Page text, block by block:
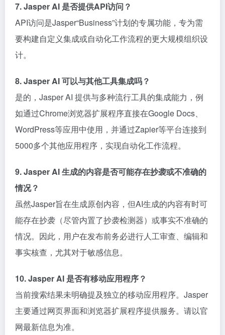
7. Jasper AI 是否提供API访问？
API访问是Jasper“Business”计划的专属功能，专为需
要构建自定义集成或自动化工作流程的更大规模组织设
计。
8. Jasper AI 可以与其他工具集成吗？
是的，Jasper AI 提供与多种流行工具的集成能力，例
如通过Chrome浏览器扩展程序直接在Google Docs、
WordPress等应用中使用，并通过Zapier等平台连接到
5000多个其他应用程序，实现自动化工作流程。
9. Jasper AI 生成的内容是否可能存在抄袭或不准确的
情况？
虽然Jasper旨在生成原创内容，但AI生成的内容有时可
能存在抄袭（尽管内置了抄袭检测器）或事实不准确的
情况。因此，用户在发布前务必进行人工审查、编辑和
事实核查，尤其对于敏感信息。
10. Jasper AI 是否有移动应用程序？
当前搜索结果未明确提及独立的移动应用程序。Jasper
主要通过网页界面和浏览器扩展程序提供服务。请以官
网最新信息为准。